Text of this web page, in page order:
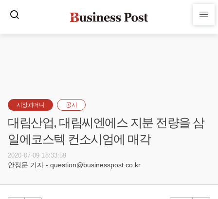
시장과머니 공시
대림산업, 대림씨엔에스 지분 전량을 삼
일에코스텍 컨소시엄에 매각
2020-07-09 18:33:59
안정문 기자 - question@businesspost.co.kr